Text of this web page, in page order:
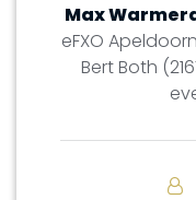
Max
eFXO
Bert Both